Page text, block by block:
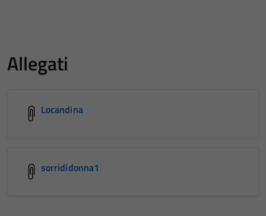
Allegati
Locandina
sorrididonna1